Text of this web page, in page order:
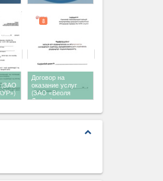
(ЗАО
Договор на
оказание услуг
(ЗАО «Веоля
Джур»)
8
expand_less